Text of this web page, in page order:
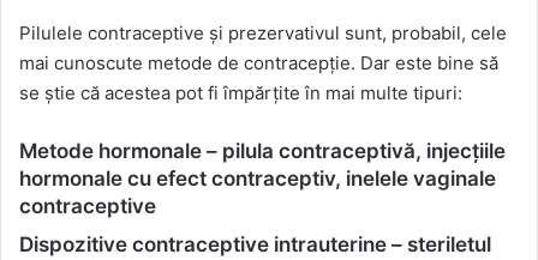
Pilulele contraceptive și prezervativul sunt, probabil, cele
mai cunoscute metode de contracepție. Dar este bine să
se știe că acestea pot fi împărțite în mai multe tipuri:
Metode hormonale – pilula contraceptivă, injecțiile
hormonale cu efect contraceptiv, inelele vaginale
contraceptive
Dispozitive contraceptive intrauterine – steriletul